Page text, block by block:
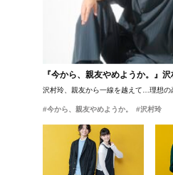
『今から、親友やめようか。』
沢村玲、親友から一線を越えて…理想の
#今から、親友やめようか。 #沢村玲